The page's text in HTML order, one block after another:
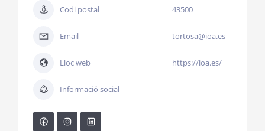
Codi postal 43500
Email tortosa@ioa.es
Lloc web https://ioa.es/
Informació social